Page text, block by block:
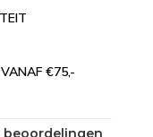
€75,-
beoordelingen